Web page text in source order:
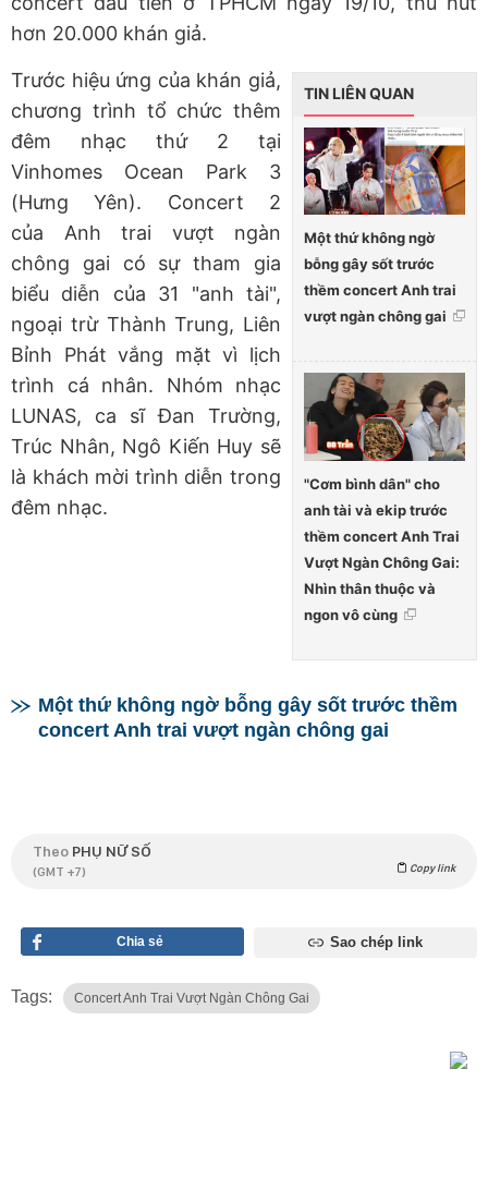
hơn 20.000 khán giả.
TIN LIÊN QUAN
Một thứ không ngờ
bỗng gây sốt trước
thềm concert Anh trai
vượt ngàn chông gai
"Cơm bình dân" cho
anh tài và ekip trước
thềm concert Anh Trai
Vượt Ngàn Chông Gai:
Nhìn thân thuộc và
ngon vô cùng
Trước hiệu ứng của khán giả,
chương trình tổ chức thêm
đêm nhạc thứ 2 tại
Vinhomes Ocean Park 3
(Hưng Yên). Concert 2
của Anh trai vượt ngàn
chông gai có sự tham gia
biểu diễn của 31 "anh tài",
ngoại trừ Thành Trung, Liên
Bỉnh Phát vắng mặt vì lịch
trình cá nhân. Nhóm nhạc
LUNAS, ca sĩ Đan Trường,
Trúc Nhân, Ngô Kiến Huy sẽ
là khách mời trình diễn trong
đêm nhạc.
Một thứ không ngờ bỗng gây sốt trước thềm
concert Anh trai vượt ngàn chông gai
Theo PHỤ NỮ SỐ
(GMT +7) Copy link
Chia sẻ Sao chép link
Tags: Concert Anh Trai Vượt Ngàn Chông Gai